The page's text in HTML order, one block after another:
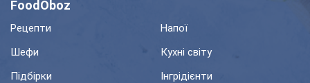
FoodOboz
Рецепти
Напої
Шефи
Кухні світу
Підбірки
Інгрідієнти